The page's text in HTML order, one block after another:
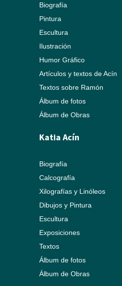
Biografía
Pintura
Escultura
Ilustración
Humor Gráfico
Artículos y textos de Acín
Textos sobre Ramón
Álbum de fotos
Álbum de Obras
Katia Acín
Biografía
Calcografía
Xilografías y Linóleos
Dibujos y Pintura
Escultura
Exposiciones
Textos
Álbum de fotos
Álbum de Obras